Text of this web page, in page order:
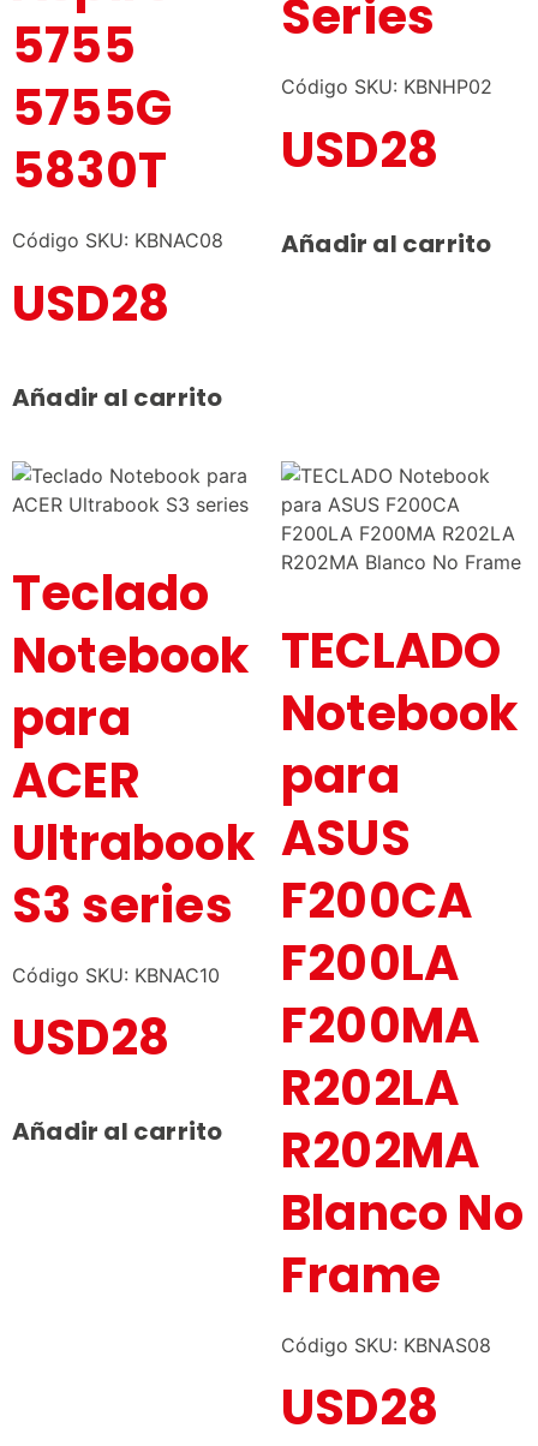
5755
5755G
5830T
Código SKU: KBNAC08
USD28
Añadir al carrito
Series
Código SKU: KBNHP02
USD28
Añadir al carrito
Teclado
Notebook
para
ACER
Ultrabook
S3 series
Código SKU: KBNAC10
USD28
Añadir al carrito
TECLADO
Notebook
para
ASUS
F200CA
F200LA
F200MA
R202LA
R202MA
Blanco No
Frame
Código SKU: KBNAS08
USD28